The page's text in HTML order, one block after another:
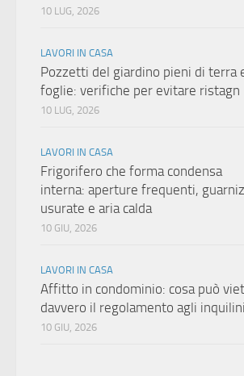
10 LUG, 2026
LAVORI IN CASA
Pozzetti del giardino pieni di terra
foglie: verifiche per evitare ristagn
10 LUG, 2026
LAVORI IN CASA
Frigorifero che forma condensa
interna: aperture frequenti,
usurate e aria calda
10 GIU, 2026
LAVORI IN CASA
Affitto in condominio: cosa può
davvero il regolamento agli inquilini
10 GIU, 2026